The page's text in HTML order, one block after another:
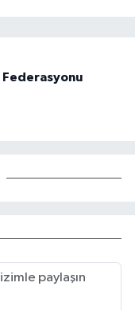
Federasyonu